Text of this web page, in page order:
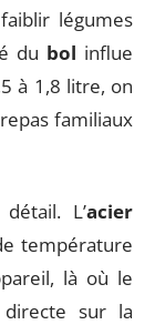
légumes
du bol influe
à 1,8 litre, on
familiaux
L’acier
température
là où le
sur la